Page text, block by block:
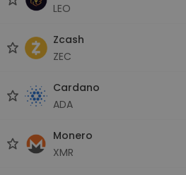
LEO
Zcash
ZEC
Cardano
ADA
Monero
XMR